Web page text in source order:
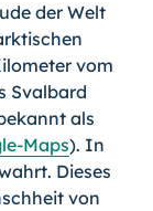
der Welt
vom
Svalbard
als
Maps). In
Dieses
von